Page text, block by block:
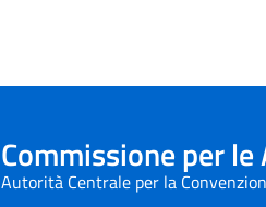
Commissione per
Autorità Centrale per la